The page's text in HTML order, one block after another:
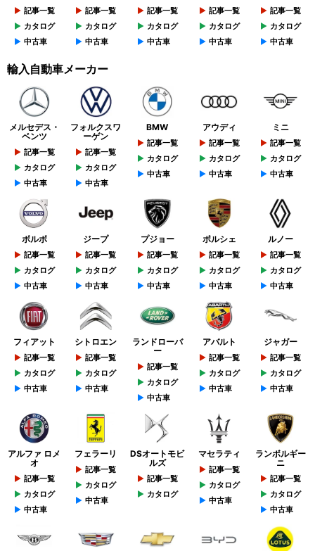
記事一覧
カタログ
中古車
記事一覧
カタログ
中古車
記事一覧
カタログ
中古車
記事一覧
カタログ
中古車
記事一覧
カタログ
中古車
輸入自動車メーカー
メルセデス・
ベンツ
記事一覧
カタログ
中古車
フォルクスワ
ーゲン
記事一覧
カタログ
中古車
BMW
記事一覧
カタログ
中古車
アウディ
記事一覧
カタログ
中古車
ミニ
記事一覧
カタログ
中古車
ボルボ
記事一覧
カタログ
中古車
ジープ
記事一覧
カタログ
中古車
プジョー
記事一覧
カタログ
中古車
ポルシェ
記事一覧
カタログ
中古車
ルノー
記事一覧
カタログ
中古車
フィアット
記事一覧
カタログ
中古車
シトロエン
記事一覧
カタログ
中古車
ランドローバ
ー
記事一覧
カタログ
中古車
アバルト
記事一覧
カタログ
中古車
ジャガー
記事一覧
カタログ
中古車
アルファ ロメ
オ
記事一覧
カタログ
中古車
フェラーリ
記事一覧
カタログ
中古車
DSオートモビ
ルズ
記事一覧
カタログ
マセラティ
記事一覧
カタログ
中古車
ランボルギー
ニ
記事一覧
カタログ
中古車